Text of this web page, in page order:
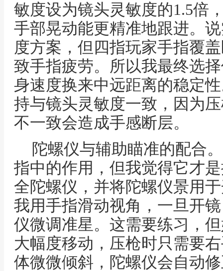
敏度设为镜头灵敏度的1.5倍
手部晃动能更精准地跟进。
度方案，但四指玩家手指覆
致手指疲劳。所以我最终选
身速度换来中远距离的稳定
持与镜头灵敏度一致，因为
不一致会造成手感断层。
陀螺仪与辅助瞄准的配合
指中的作用，但我觉得它才
全陀螺仪，并将陀螺仪景用
我用手指滑动视角，一旦开
仪微调准星。这需要练习，
大幅度移动，压枪时只需要
体微微倾斜，陀螺仪会自动